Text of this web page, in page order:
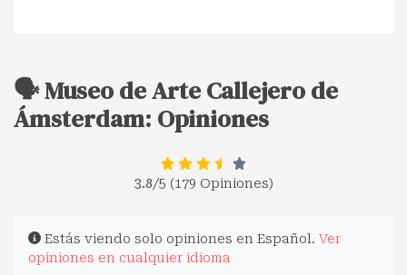
🗣️ Museo de Arte Callejero de
Ámsterdam: Opiniones
3.8/5 (179 Opiniones)
Estás viendo solo opiniones en Español. Ver
opiniones en cualquier idioma